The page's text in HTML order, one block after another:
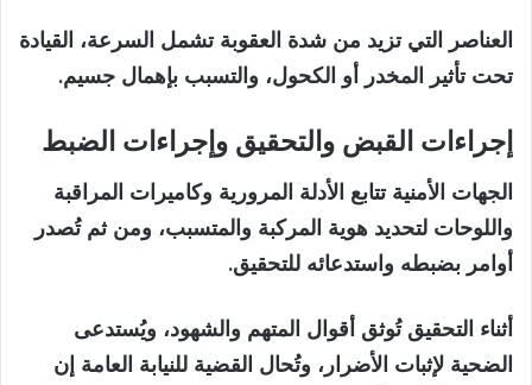
العناصر التي تزيد من شدة العقوبة تشمل السرعة، القيادة
تحت تأثير المخدر أو الكحول، والتسبب بإهمال جسيم.
إجراءات القبض والتحقيق وإجراءات الضبط
الجهات الأمنية تتابع الأدلة المرورية وكاميرات المراقبة
واللوحات لتحديد هوية المركبة والمتسبب، ومن ثم تُصدر
أوامر بضبطه واستدعائه للتحقيق.
أثناء التحقيق تُوثق أقوال المتهم والشهود، ويُستدعى
الضحية لإثبات الأضرار، وتُحال القضية للنيابة العامة إن